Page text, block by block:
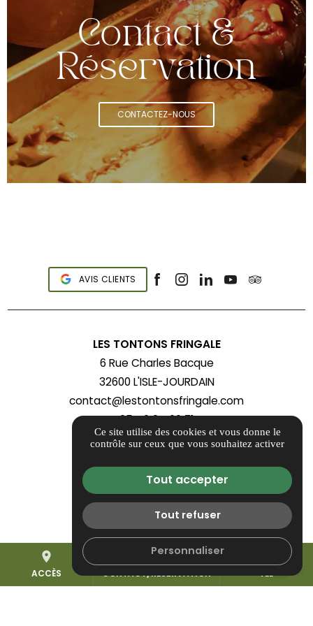
Contact &
Réservation
CONTACTEZ-NOUS
place
ACCÈS
mail
CONTACT/RÉSERVATION TÉL
AVIS CLIENTS
LES TONTONS FRINGALE
6 Rue Charles Bacque
32600 L'ISLE-JOURDAIN
contact@lestontonsfringale.com
05 40 24 60 71
ITINÉRAIRE
Guide local
Informations complémentaires
Mentions légales
Politique de confidentialité
Gestion des cookies
Ce site utilise des cookies et vous donne le
contrôle sur ceux que vous souhaitez activer
Tout accepter
Tout refuser
Personnaliser